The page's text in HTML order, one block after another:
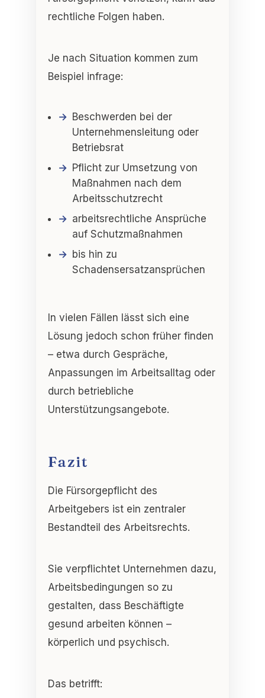
rechtliche Folgen haben.
Je nach Situation kommen zum
Beispiel infrage:
Beschwerden bei der
Unternehmensleitung oder
Betriebsrat
Pflicht zur Umsetzung von
Maßnahmen nach dem
Arbeitsschutzrecht
arbeitsrechtliche Ansprüche
auf Schutzmaßnahmen
bis hin zu
Schadensersatzansprüchen
In vielen Fällen lässt sich eine
Lösung jedoch schon früher finden
– etwa durch Gespräche,
Anpassungen im Arbeitsalltag oder
durch betriebliche
Unterstützungsangebote.
Fazit
Die Fürsorgepflicht des
Arbeitgebers ist ein zentraler
Bestandteil des Arbeitsrechts.
Sie verpflichtet Unternehmen dazu,
Arbeitsbedingungen so zu
gestalten, dass Beschäftigte
gesund arbeiten können –
körperlich und psychisch.
Das betrifft: